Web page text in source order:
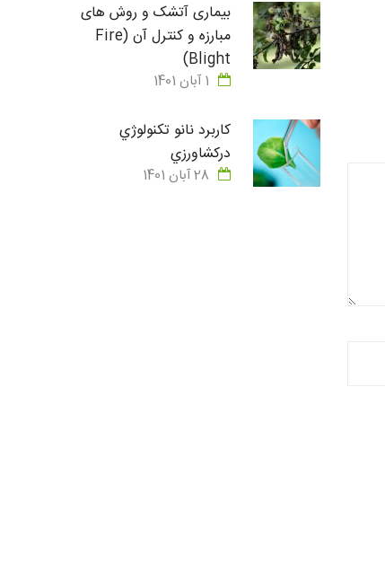
بیماری آتشک و روش های
مبارزه و کنترل آن (Fire
Blight)
1 آبان 1401
كاربرد نانو تكنولوژي
دركشاورزي
28 آبان 1401